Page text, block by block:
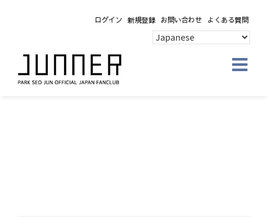
ログイン 新規登録 お問い合わせ よくある質問